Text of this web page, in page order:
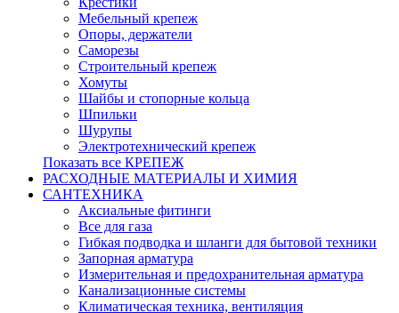
Мебельный крепеж
Опоры, держатели
Саморезы
Строительный крепеж
Хомуты
Шайбы и стопорные кольца
Шпильки
Шурупы
Электротехнический крепеж
Показать все КРЕПЕЖ
РАСХОДНЫЕ МАТЕРИАЛЫ И ХИМИЯ
САНТЕХНИКА
Аксиальные фитинги
Все для газа
Гибкая подводка и шланги для бытовой техники
Запорная арматура
Измерительная и предохранительная арматура
Канализационные системы
Климатическая техника, вентиляция